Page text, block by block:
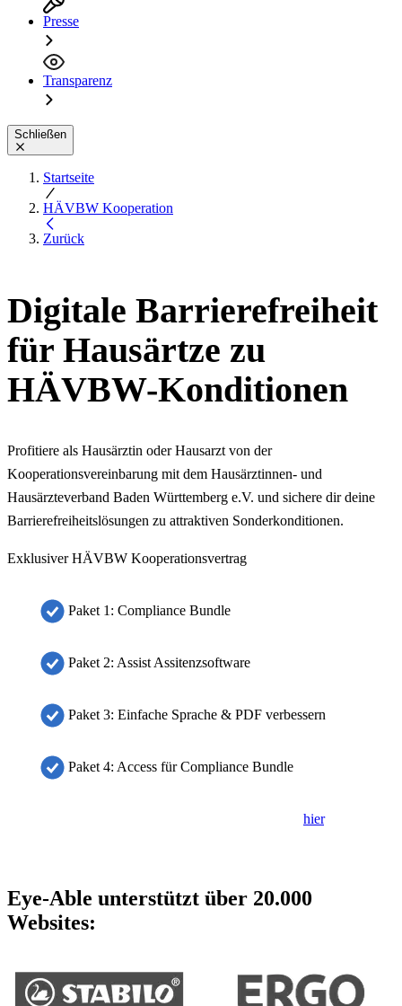
Presse
Transparenz
Schließen
Startseite
HÄVBW Kooperation
Zurück
Digitale Barrierefreiheit
für Hausärtze zu
HÄVBW-Konditionen
Profitiere als Hausärztin oder Hausarzt von der
Kooperationsvereinbarung mit dem Hausärztinnen- und
Hausärzteverband Baden Württemberg e.V. und sichere dir deine
Barrierefreiheitslösungen zu attraktiven Sonderkonditionen.
Exklusiver HÄVBW Kooperationsvertrag
Paket 1: Compliance Bundle
Paket 2: Assist Assitenzsoftware
Paket 3: Einfache Sprache & PDF verbessern
Paket 4: Access für Compliance Bundle
hier, um es in
Eye-Able unterstützt über 20.000
Websites: